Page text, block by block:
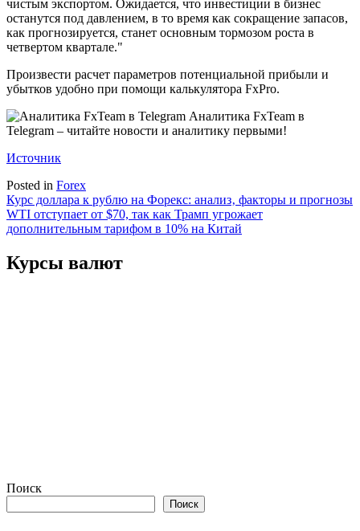
чистым экспортом. Ожидается, что инвестиции в бизнес
останутся под давлением, в то время как сокращение запасов,
как прогнозируется, станет основным тормозом роста в
четвертом квартале."
Произвести расчет параметров потенциальной прибыли и
убытков удобно при помощи калькулятора FxPro.
Аналитика FxTeam в
Telegram – читайте новости и аналитику первыми!
Источник
Posted in Forex
Навигация
по
Курс доллара к рублю на Форекс: анализ‚ факторы и прогнозы
WTI отступает от $70, так как Трамп угрожает
дополнительным тарифом в 10% на Китай
Курсы валют
Поиск
Поиск